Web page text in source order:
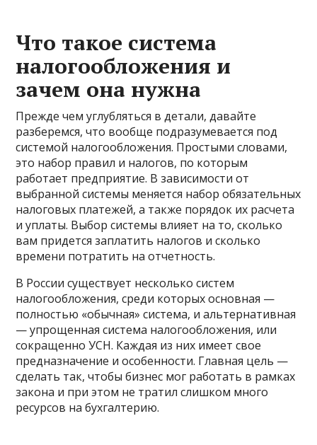
Что такое система
налогообложения и
зачем она нужна
Прежде чем углубляться в детали, давайте
разберемся, что вообще подразумевается под
системой налогообложения. Простыми словами,
это набор правил и налогов, по которым
работает предприятие. В зависимости от
выбранной системы меняется набор обязательных
налоговых платежей, а также порядок их расчета
и уплаты. Выбор системы влияет на то, сколько
вам придется заплатить налогов и сколько
времени потратить на отчетность.
В России существует несколько систем
налогообложения, среди которых основная —
полностью «обычная» система, и альтернативная
— упрощенная система налогообложения, или
сокращенно УСН. Каждая из них имеет свое
предназначение и особенности. Главная цель —
сделать так, чтобы бизнес мог работать в рамках
закона и при этом не тратил слишком много
ресурсов на бухгалтерию.